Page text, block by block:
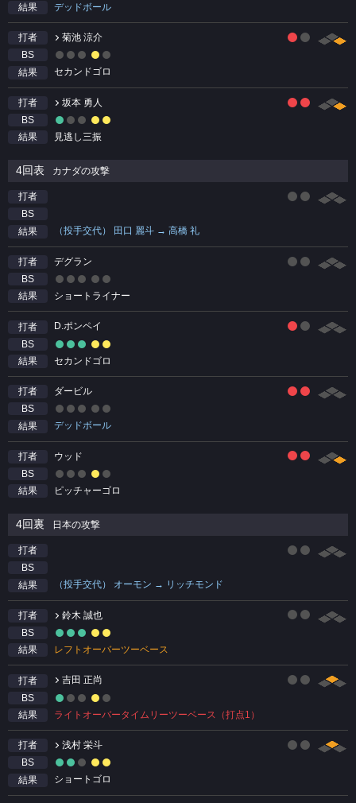
結果 デッドボール
打者
菊池 涼介
BS
結果
セカンドゴロ
打者
坂本 勇人
BS
結果
見逃し三振
4回表 カナダの攻撃
打者
BS
結果
（投手交代） 田口 麗斗 → 高橋 礼
打者
デグラン
BS
結果
ショートライナー
打者
D.ポンペイ
BS
結果
セカンドゴロ
打者
ダービル
BS
結果
デッドボール
打者
ウッド
BS
結果
ピッチャーゴロ
4回裏 日本の攻撃
打者
BS
結果
（投手交代） オーモン → リッチモンド
打者
鈴木 誠也
BS
結果
レフトオーバーツーベース
打者
吉田 正尚
BS
結果
ライトオーバータイムリーツーベース（打点1）
打者
浅村 栄斗
BS
結果
ショートゴロ